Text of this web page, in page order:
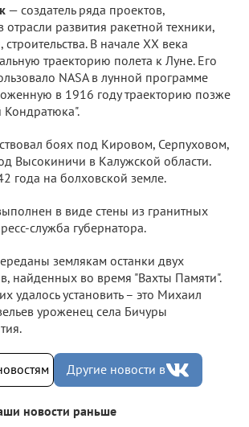
— создатель ряда проектов,
развития ракетной техники,
строительства. В начале XX века
траекторию полета к Луне. Его
NASA в лунной программе
в 1916 году траекторию позже
Кондратюка".
боях под Кировом, Серпуховом,
Высокиничи в Калужской области.
года на болховской земле.
в виде стены из гранитных
служба губернатора.
землякам останки двух
найденных во время "Вахты Памяти".
удалось установить – это Михаил
уроженец села Бичуры
Другие новости в
новости раньше